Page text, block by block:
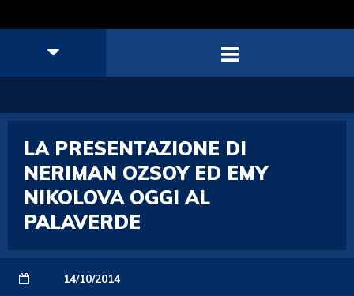
LA PRESENTAZIONE DI
NERIMAN OZSOY ED EMY
NIKOLOVA OGGI AL
PALAVERDE
14/10/2014